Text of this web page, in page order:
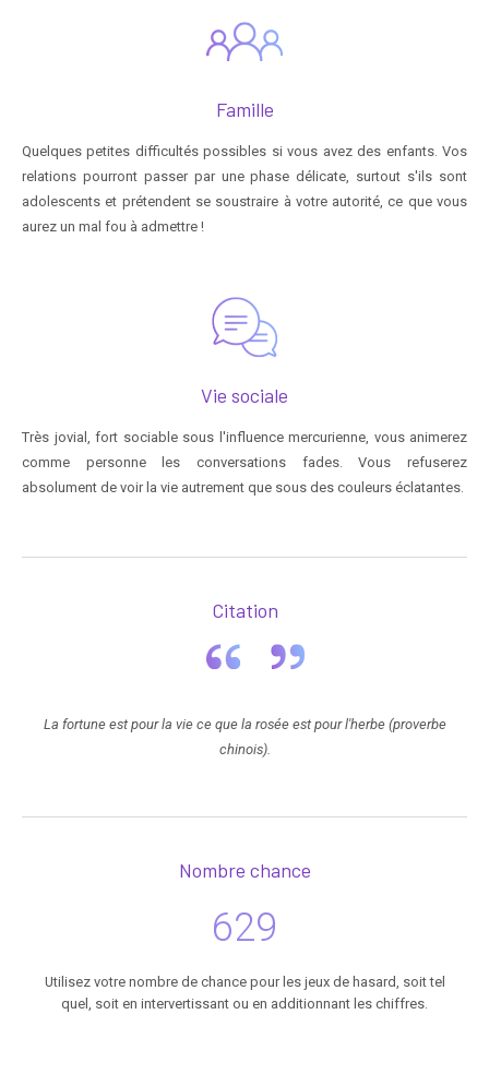
Famille
Quelques petites difficultés possibles si vous avez des enfants. Vos
relations pourront passer par une phase délicate, surtout s'ils sont
adolescents et prétendent se soustraire à votre autorité, ce que vous
aurez un mal fou à admettre !
Vie sociale
Très jovial, fort sociable sous l'influence mercurienne, vous animerez
comme personne les conversations fades. Vous refuserez
absolument de voir la vie autrement que sous des couleurs éclatantes.
Citation
La fortune est pour la vie ce que la rosée est pour l'herbe (proverbe
chinois).
Nombre chance
629
Utilisez votre nombre de chance pour les jeux de hasard, soit tel
quel, soit en intervertissant ou en additionnant les chiffres.